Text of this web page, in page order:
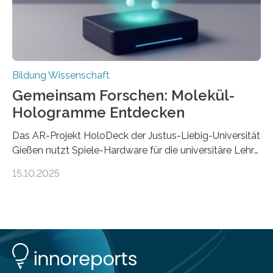
dass Patente…
Bildung Wissenschaft
Gemeinsam Forschen: Molekül-
Hologramme Entdecken
Das AR-Projekt HoloDeck der Justus-Liebig-Universität
Gießen nutzt Spiele-Hardware für die universitäre Lehre
bekannte Augmented-Reality-Technologie (AR) hält
komplexe molekulare Zusammenhänge sichtbar zu
machen. Mehrere Personen können dabei gemeinsam
auf einer speziellen faltbaren Arbeitsoberfläche ein
15.10.2025